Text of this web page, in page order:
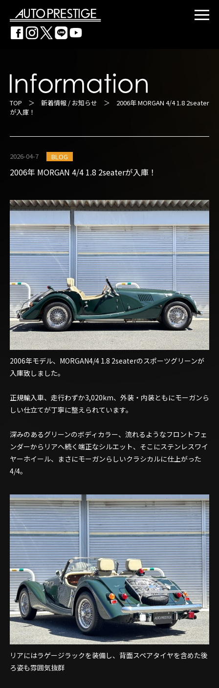
TOP ＞ 新着情報 / お知らせ ＞ 2006年 MORGAN 4/4 1.8 2seater
が入庫！
2026-04-7 BLOG
2006年 MORGAN 4/4 1.8 2seaterが入庫！
2006年モデル、MORGAN4/4 1.8 2seaterのスポーツグリーンが
入庫致しました。
正規輸入車、走行わずか3,020km、外装・内装ともにモーガンら
しい仕立てが丁寧に整えられています。
深みのあるグリーンのボディカラー、流れるようなフロントフェ
ンダーからリアへ続く端正なシルエット、そこにステンレスワイ
ヤーホイール、まさにモーガンらしいクラシカルに仕上がった
4/4。
リアにはラゲージラックを装備し、背面スペアタイヤを含めた後
ろ姿も雰囲気抜群